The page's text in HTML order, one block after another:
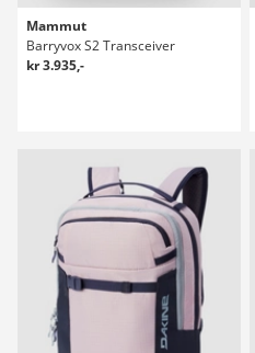
Mammut
Barryvox S2 Transceiver
kr 3.935,-